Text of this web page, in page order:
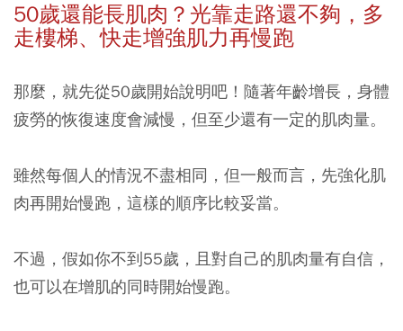
50歲還能長肌肉？光靠走路還不夠，多
走樓梯、快走增強肌力再慢跑
那麼，就先從50歲開始說明吧！隨著年齡增長，身體
疲勞的恢復速度會減慢，但至少還有一定的肌肉量。
雖然每個人的情況不盡相同，但一般而言，先強化肌
肉再開始慢跑，這樣的順序比較妥當。
不過，假如你不到55歲，且對自己的肌肉量有自信，
也可以在增肌的同時開始慢跑。